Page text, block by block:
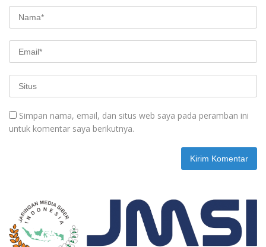
Simpan nama, email, dan situs web saya pada peramban ini
untuk komentar saya berikutnya.